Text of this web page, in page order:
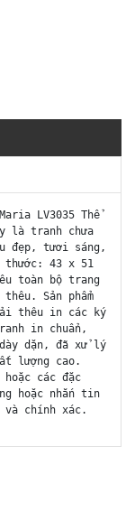
LV3035 Thể
là tranh chưa
đẹp, tươi sáng,
43 x 51
toàn bộ trang
Sản phẩm
thêu in các ký
in chuẩn,
dặn, đã xử lý
lượng cao.
các đặc
hoặc nhắn tin
và chính xác.